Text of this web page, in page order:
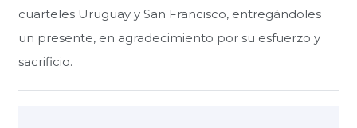
cuarteles Uruguay y San Francisco, entregándoles
un presente, en agradecimiento por su esfuerzo y
sacrificio.